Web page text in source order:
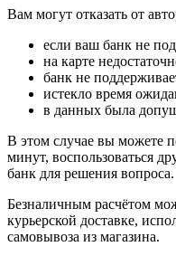
Вам могут отказать от
если ваш банк не
на карте
банк не
истекло время
в данных была
В этом случае вы можете
минут, воспользоваться
банк для решения вопроса.
Безналичным расчётом
курьерской доставке,
самовывоза из магазина.